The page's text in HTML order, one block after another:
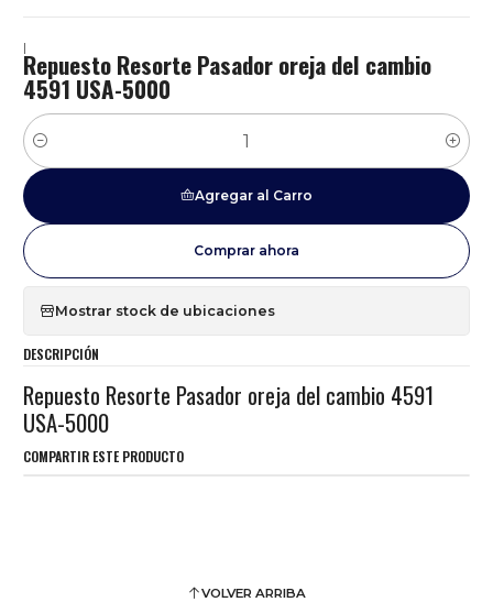
|
Repuesto Resorte Pasador oreja del cambio
4591 USA-5000
Cantidad
Agregar al Carro
Comprar ahora
Mostrar stock de ubicaciones
DESCRIPCIÓN
Repuesto Resorte Pasador oreja del cambio 4591
USA-5000
COMPARTIR ESTE PRODUCTO
VOLVER ARRIBA